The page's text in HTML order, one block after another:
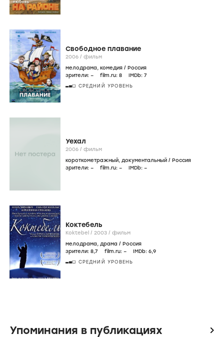
Свободное плавание
2006 / фильм
мелодрама, комедия / Россия
зрители: – film.ru: 8 IMDb: 7
СРЕДНИЙ УРОВЕНЬ
Уехал
2006 / фильм
короткометражный, документальный / Россия
зрители: – film.ru: – IMDb: –
Коктебель
Koktebel / 2003 / фильм
мелодрама, драма / Россия
зрители: 8,7 film.ru: – IMDb: 6,9
СРЕДНИЙ УРОВЕНЬ
Упоминания в публикациях icon